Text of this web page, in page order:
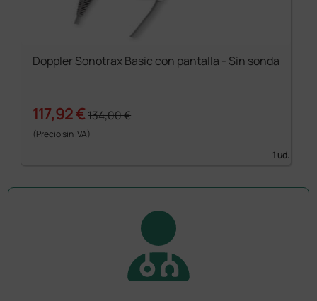
Doppler Sonotrax Basic con pantalla - Sin sonda
117,92 €134,00 €
(Precio sin IVA)
1 ud.